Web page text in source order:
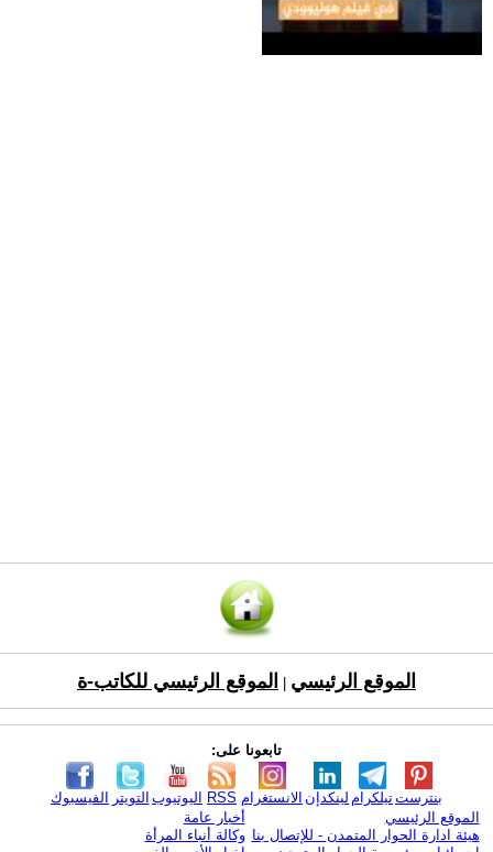
الموقع الرئيسي الموقع الرئيسي للكاتب-ة
تابعونا على:
الفيسبوك التويتر اليوتيوب RSS الانستغرام لينكدإن تيلكرامبنترست
الموقع الرئيسي
هيئة ادارة الحوار المتمدن - للإتصال بنا
أخبار عامة
وكالة أنباء المرأة